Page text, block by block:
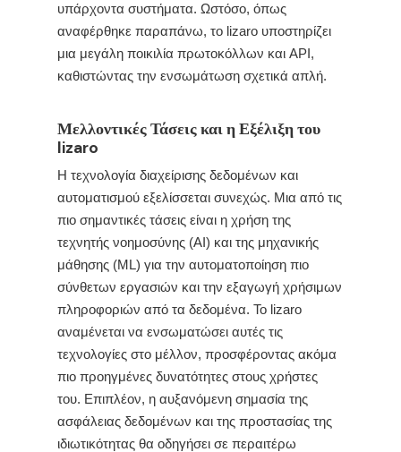
υπάρχοντα συστήματα. Ωστόσο, όπως
αναφέρθηκε παραπάνω, το lizaro υποστηρίζει
μια μεγάλη ποικιλία πρωτοκόλλων και API,
καθιστώντας την ενσωμάτωση σχετικά απλή.
Μελλοντικές Τάσεις και η Εξέλιξη του
lizaro
Η τεχνολογία διαχείρισης δεδομένων και
αυτοματισμού εξελίσσεται συνεχώς. Μια από τις
πιο σημαντικές τάσεις είναι η χρήση της
τεχνητής νοημοσύνης (AI) και της μηχανικής
μάθησης (ML) για την αυτοματοποίηση πιο
σύνθετων εργασιών και την εξαγωγή χρήσιμων
πληροφοριών από τα δεδομένα. Το lizaro
αναμένεται να ενσωματώσει αυτές τις
τεχνολογίες στο μέλλον, προσφέροντας ακόμα
πιο προηγμένες δυνατότητες στους χρήστες
του. Επιπλέον, η αυξανόμενη σημασία της
ασφάλειας δεδομένων και της προστασίας της
ιδιωτικότητας θα οδηγήσει σε περαιτέρω